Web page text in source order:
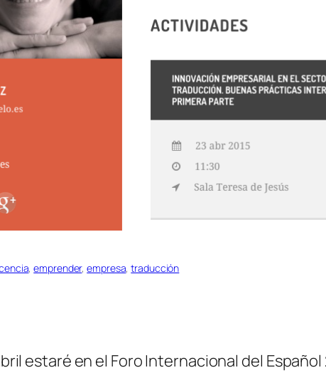
, emprender, empresa, traducción
estaré en el Foro Internacional del Español